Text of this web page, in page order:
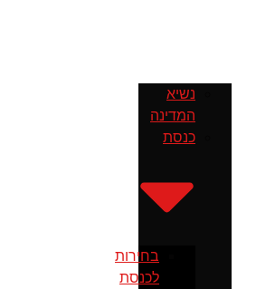
נשיא
המדינה
כנסת
בחירות
לכנסת